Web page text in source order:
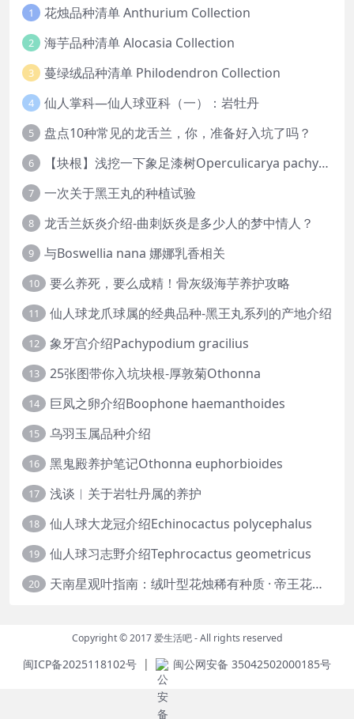
1 花烛品种清单 Anthurium Collection
2 海芋品种清单 Alocasia Collection
3 蔓绿绒品种清单 Philodendron Collection
4 仙人掌科—仙人球亚科（一）：岩牡丹
5 盘点10种常见的龙舌兰，你，准备好入坑了吗？
6 【块根】浅挖一下象足漆树Operculicarya pachypus
7 一次关于黑王丸的种植试验
8 龙舌兰妖炎介绍-曲刺妖炎是多少人的梦中情人？
9 与Boswellia nana 娜娜乳香相关
10 要么养死，要么成精！骨灰级海芋养护攻略
11 仙人球龙爪球属的经典品种-黑王丸系列的产地介绍
12 象牙宫介绍Pachypodium gracilius
13 25张图带你入坑块根-厚敦菊Othonna
14 巨凤之卵介绍Boophone haemanthoides
15 乌羽玉属品种介绍
16 黑鬼殿养护笔记Othonna euphorbioides
17 浅谈︱关于岩牡丹属的养护
18 仙人球大龙冠介绍Echinocactus polycephalus
19 仙人球习志野介绍Tephrocactus geometricus
20 天南星观叶指南：绒叶型花烛稀有种质 · 帝王花烛等
Copyright © 2017爱生活吧- All rights reserved
闽ICP备2025118102号 | 闽公网安备 35042502000185号